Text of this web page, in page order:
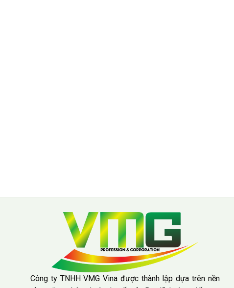
Công ty TNHH VMG Vina được thành lập dựa trên nền